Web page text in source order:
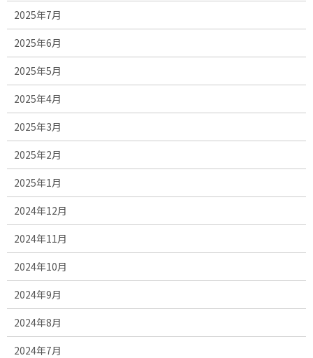
2025年7月
2025年6月
2025年5月
2025年4月
2025年3月
2025年2月
2025年1月
2024年12月
2024年11月
2024年10月
2024年9月
2024年8月
2024年7月